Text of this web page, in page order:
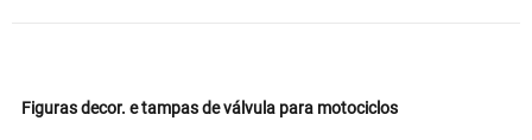
Figuras decor. e tampas de válvula para motociclos